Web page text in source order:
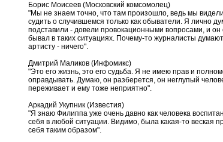
Борис Моисеев (Московский комсомолец)
"Мы не знаем точно, что там произошло, ведь мы
судить о случившемся только как обыватели. Я лично
подставили - довели провокационными вопросами, и он
бывал в таких ситуациях. Почему-то журналисты
артисту - ничего".
Дмитрий Маликов (Инфомикс)
"Это его жизнь, это его судьба. Я не имею прав и
оправдывать. Думаю, он разберется, он неглупый
переживает и ему тоже неприятно".
Аркадий Укупник (Известия)
"Я знаю Филиппа уже очень давно как человека
себя в любой ситуации. Видимо, была какая-то веская
себя таким образом".